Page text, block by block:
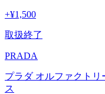
+¥1,500
取扱終了
PRADA
プラダ オルファクト
ス